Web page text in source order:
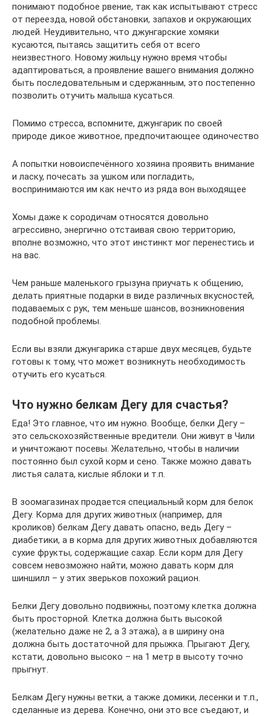
понимают подобное рвение, так как испытывают стресс
от переезда, новой обстановки, запахов и окружающих
людей. Неудивительно, что джунгарские хомяки
кусаются, пытаясь защитить себя от всего
неизвестного. Новому жильцу нужно время чтобы
адаптироваться, а проявление вашего внимания должно
быть последовательным и сдержанным, это постепенно
позволить отучить малыша кусаться.
Помимо стресса, вспомните, джунгарик по своей
природе дикое животное, предпочитающее одиночество
А попытки новоиспечённого хозяина проявить внимание
и ласку, почесать за ушком или погладить,
воспринимаются им как нечто из ряда вон выходящее
Хомы даже к сородичам относятся довольно
агрессивно, энергично отстаивая свою территорию,
вполне возможно, что этот инстинкт мог перенестись и
на вас.
Чем раньше маленького грызуна приучать к общению,
делать приятные подарки в виде различных вкусностей,
подаваемых с рук, тем меньше шансов, возникновения
подобной проблемы.
Если вы взяли джунгарика старше двух месяцев, будьте
готовы к тому, что может возникнуть необходимость
отучить его кусаться.
Что нужно белкам Дегу для счастья?
Еда! Это главное, что им нужно. Вообще, белки Дегу –
это сельскохозяйственные вредители. Они живут в Чили
и уничтожают посевы. Желательно, чтобы в наличии
постоянно был сухой корм и сено. Также можно давать
листья салата, кислые яблоки и т.п.
В зоомагазинах продается специальный корм для белок
Дегу. Корма для других животных (например, для
кроликов) белкам Дегу давать опасно, ведь Дегу –
диабетики, а в корма для других животных добавляются
сухие фрукты, содержащие сахар. Если корм для Дегу
совсем невозможно найти, можно давать корм для
шиншилл – у этих зверьков похожий рацион.
Белки Дегу довольно подвижны, поэтому клетка должна
быть просторной. Клетка должна быть высокой
(желательно даже не 2, а 3 этажа), а в ширину она
должна быть достаточной для прыжка. Прыгают Дегу,
кстати, довольно высоко – на 1 метр в высоту точно
прыгнут.
Белкам Дегу нужны ветки, а также домики, лесенки и т.п.,
сделанные из дерева. Конечно, они это все съедают, и